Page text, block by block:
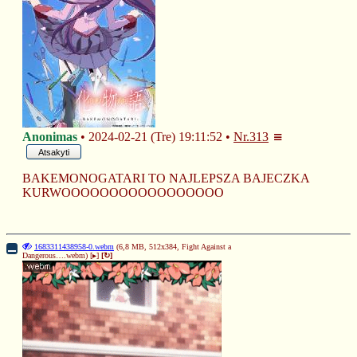
Anonimas 2024-02-21 (Tre) 19:11:52 Nr.313
Atsakyti
BAKEMONOGATARI TO NAJLEPSZA BAJECZKA
KURWOOOOOOOOOOOOOOOOO
1683311438958-0.webm (6,8 MB, 512x384, Fight Against a
Dangerous….webm) [▸] [↻]